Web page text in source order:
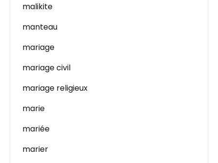
malikite
manteau
mariage
mariage civil
mariage religieux
marie
mariée
marier